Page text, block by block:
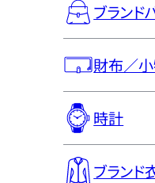
ブランド
財布／
時計
ブランド